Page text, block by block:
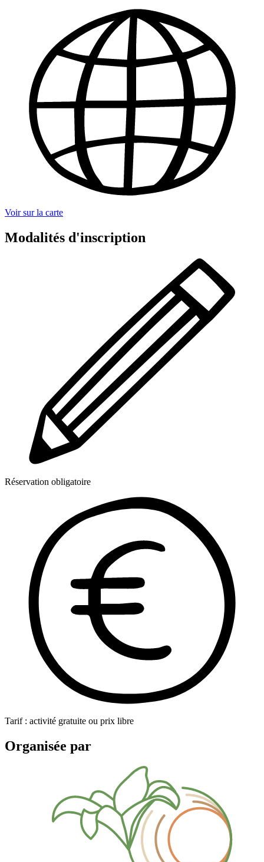
Voir sur la carte
Modalités d'inscription
Réservation obligatoire
Tarif : activité gratuite ou prix libre
Organisée par